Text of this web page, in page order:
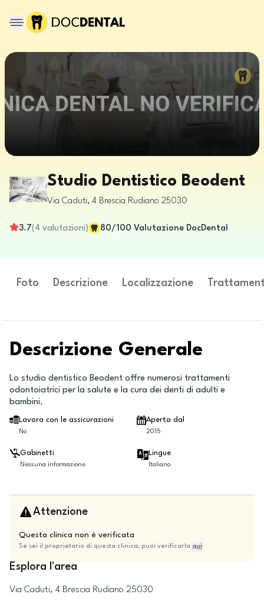
Studio Dentistico Beodent
Via Caduti, 4 Brescia Rudiano 25030
3.7( 4 valutazioni) 80/100 Valutazione DocDental
Foto Descrizione Localizzazione
Descrizione Generale
Lo studio dentistico Beodent offre numerosi trattamenti
odontoiatrici per la salute e la cura dei denti di adulti e
bambini.
Lavora con le assicurazioni
No
Aperta dal
2015
Gabinetti
Nessuna informazione
Lingue
Italiano
Attenzione
Questa clinica non è verificata
Se sei il proprietario di questa clinica, puoi verificarla qui
Esplora l'area
Via Caduti, 4 Brescia Rudiano 25030